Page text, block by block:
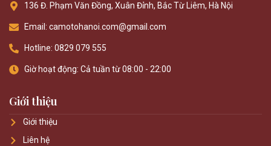
136 Đ. Phạm Văn Đồng, Xuân Đỉnh, Bắc Từ Liêm, Hà Nội
Email: camotohanoi.com@gmail.com
Hotline: 0829 079 555
Giờ hoạt động: Cả tuần từ 08:00 - 22:00
Giới thiệu
Giới thiệu
Liên hệ